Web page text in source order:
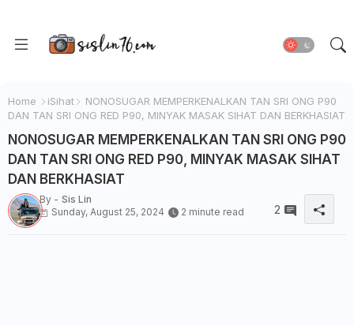
Home iSihat
NONOSUGAR MEMPERKENALKAN TAN SRI ONG P90
DAN TAN SRI ONG RED P90, MINYAK MASAK SIHAT DAN BERKHASIAT
NONOSUGAR MEMPERKENALKAN TAN SRI ONG P90
DAN TAN SRI ONG RED P90, MINYAK MASAK SIHAT
DAN BERKHASIAT
By - Sis Lin
Sunday, August 25, 2024
2 minute read 2